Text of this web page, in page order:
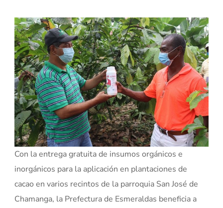
Con la entrega gratuita de insumos orgánicos e
inorgánicos para la aplicación en plantaciones de
cacao en varios recintos de la parroquia San José de
Chamanga, la Prefectura de Esmeraldas beneficia a